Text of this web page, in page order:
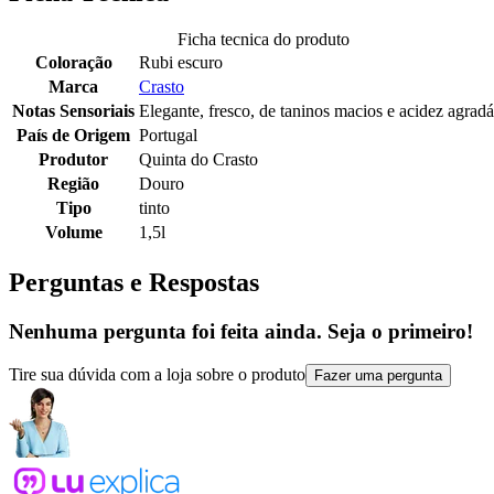
Ficha tecnica do produto
Coloração
Rubi escuro
Marca
Crasto
Notas Sensoriais Elegante, fresco, de taninos macios e acidez
País de Origem Portugal
Produtor
Quinta do Crasto
Região
Douro
Tipo
tinto
Volume
1,5l
Perguntas e Respostas
Nenhuma pergunta foi feita ainda. Seja o primeiro!
Tire sua dúvida com a loja sobre o produto Fazer uma pergunta